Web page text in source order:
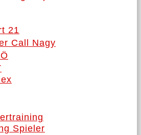
21
Call Nagy
Spieler